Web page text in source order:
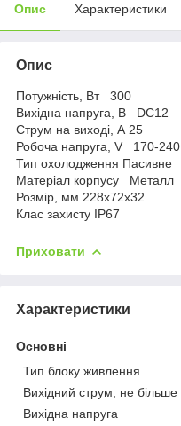
Опис Характеристики
Опис
Потужність, Вт 300
Вихідна напруга, В DC12
Струм на виході, А 25
Робоча напруга, V 170-240
Тип охолодження Пасивне
Матеріал корпусу Металл
Розмір, мм 228x72x32
Клас захисту IP67
Приховати
Характеристики
Основні
Тип блоку живлення
Вихідний струм, не більше
Вихідна напруга